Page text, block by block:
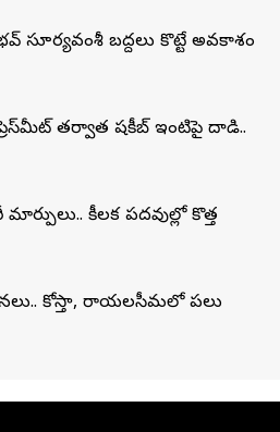
సూర్యవంశీ బద్దలు కొట్టే అవకాశం
ప్రెస్‌మీట్‌ తర్వాత షకీబ్‌ ఇంటిపై దాడి..
కీలక పదవుల్లో కొత్త
కోస్తా, రాయలసీమలో పలు